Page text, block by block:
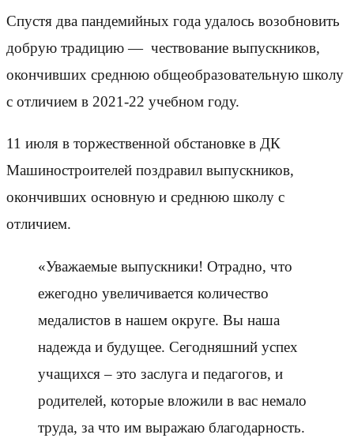
Спустя два пандемийных года удалось возобновить
добрую традицию — чествование выпускников,
окончивших среднюю общеобразовательную школу
с отличием в 2021-22 учебном году.
11 июля в торжественной обстановке в ДК
Машиностроителей поздравил выпускников,
окончивших основную и среднюю школу с
отличием.
«Уважаемые выпускники! Отрадно, что
ежегодно увеличивается количество
медалистов в нашем округе. Вы наша
надежда и будущее. Сегодняшний успех
учащихся – это заслуга и педагогов, и
родителей, которые вложили в вас немало
труда, за что им выражаю благодарность.